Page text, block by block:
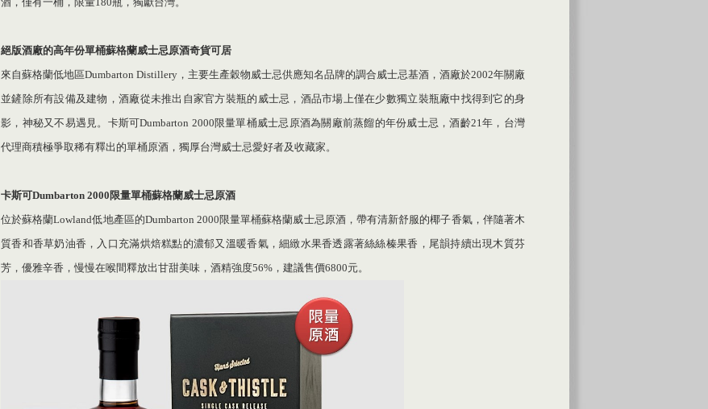
絕版酒廠的高年份單桶蘇格蘭威士忌原酒奇貨可居
來自蘇格蘭低地區Dumbarton Distillery，主要生產穀物威士忌供應知名品牌的調合威士忌基酒，酒廠於2002年關廠
並鏟除所有設備及建物，酒廠從未推出自家官方裝瓶的威士忌，酒品市場上僅在少數獨立裝瓶廠中找得到它的身
影，神秘又不易遇見。卡斯可Dumbarton 2000限量單桶威士忌原酒為關廠前蒸餾的年份威士忌，酒齡21年，台灣
代理商積極爭取稀有釋出的單桶原酒，獨厚台灣威士忌愛好者及收藏家。
卡斯可Dumbarton 2000 限量單桶蘇格蘭威士忌原酒
位於蘇格蘭Lowland低地產區的Dumbarton 2000限量單桶蘇格蘭威士忌原酒，帶有清新舒服的椰子香氣，伴隨著木
質香和香草奶油香，入口充滿烘焙糕點的濃郁又溫暖香氣，細緻水果香透露著絲絲榛果香，尾韻持續出現木質芬
芳，優雅辛香，慢慢在喉間釋放出甘甜美味，酒精強度56%，建議售價6800元。